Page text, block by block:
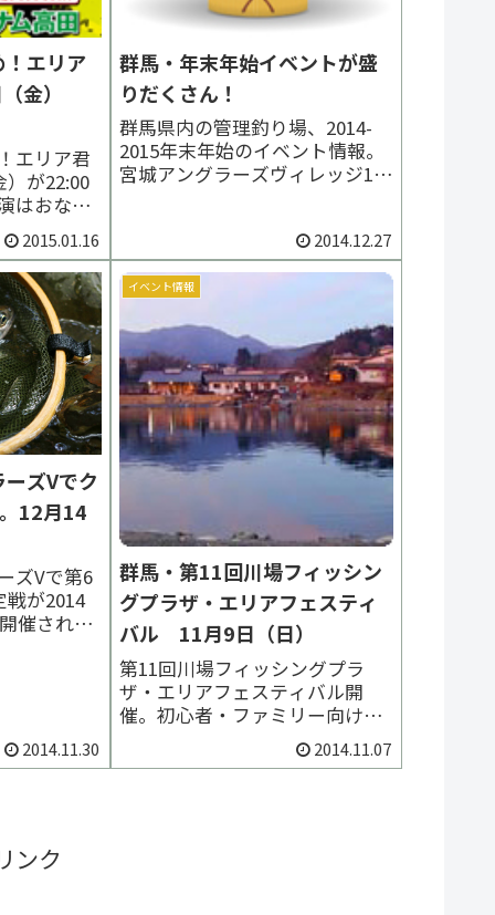
エリア
金）
エリア君
が22:00
はおなじ
能史。今
ォレスト
魅せるの
め！エリ
2015.01.16
群馬・年末年始イベントが盛
りだくさん！
群馬県内の管理釣り場、2014-
2015年末年始のイベント情報。
宮城アングラーズヴィレッジ12
フィッシュ、トン汁サービス、
ジュニアルアー福袋。おくとね
フィッシングパーク12月27日
の19魚種...
2014.12.27
ズVでク
12月14
ズVで第6
が2014
催され
、「エア
能とな
2014.11.30
イベント情報
群馬・第11回川場フィッシン
グプラザ・エリアフェスティ
バル 11月9日（日）
第11回川場フィッシングプラ
ザ・エリアフェスティバル開
催。初心者・ファミリー向けの
イベント。もちろんベテランも
参加可です。各メーカーのスプ
2014.11.07
ンク